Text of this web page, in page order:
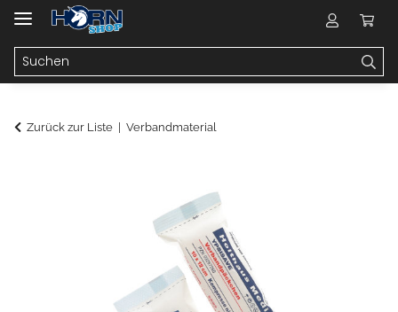
Zurück zur Liste Verbandmaterial